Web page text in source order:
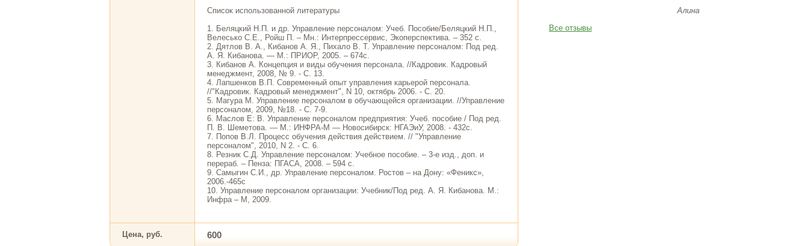
Список использованной литературы
1. Беляцкий Н.П. и др. Управление персоналом: Учеб. Пособие/Беляцкий Н.П.,
Велесько С.Е., Ройш П. – Мн.: Интерпрессервис, Экоперспектива. – 352 с.
2. Дятлов В. А., Кибанов А. Я., Пихало В. Т. Управление персоналом: Под ред.
А. Я. Кибанова. — М.: ПРИОР, 2005. – 674с.
3. Кибанов А. Концепция и виды обучения персонала. //Кадровик. Кадровый
менеджмент, 2008, № 9. - С. 13.
4. Лапшенков В.П. Современный опыт управления карьерой персонала.
//"Кадровик. Кадровый менеджмент", N 10, октябрь 2006. - С. 20.
5. Магура М. Управление персоналом в обучающейся организации. //Управление
персоналом, 2009, №18. - С. 7-9.
6. Маслов Е: В. Управление персоналом предприятия: Учеб. пособие / Под ред.
П. В. Шеметова. — М.: ИНФРА-М — Новосибирск: НГАЭиУ, 2008. - 432с.
7. Попов В.Л. Процесс обучения действия действием. // "Управление
персоналом", 2010, N 2. - С. 6.
8. Резник С.Д. Управление персоналом: Учебное пособие. – 3-е изд., доп. и
перераб. – Пенза: ПГАСА, 2008. – 594 с.
9. Самыгин С.И., др. Управление персоналом. Ростов – на Дону: «Феникс»,
2006.-465с
10. Управление персоналом организации: Учебник/Под ред. А. Я. Кибанова. М.:
Инфра – М, 2009.
Цена, руб. 600
Алина
Все отзывы